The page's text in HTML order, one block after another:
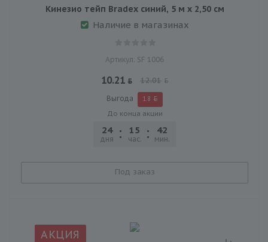
Кинезио тейп Bradex синий, 5 м х 2,50 см
Наличие в магазинах
Артикул: SF 1006
10.21 12.01
Выгода 1.8
До конца акции
24
дня
15
час.
42
мин.
Под заказ
АКЦИЯ